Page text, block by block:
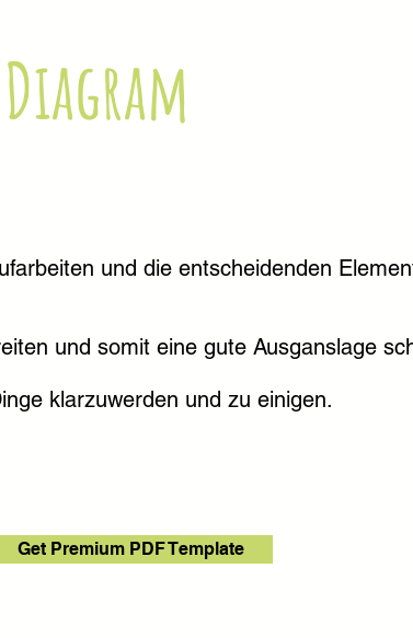
und die entscheidenden
und somit eine gute Ausganslage
klarzuwerden und zu einigen.
Get Premium PDF Template